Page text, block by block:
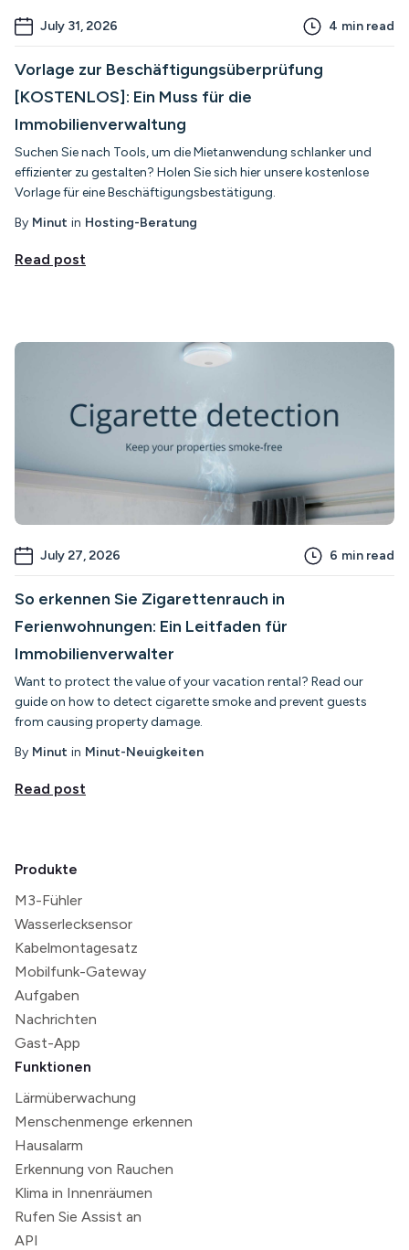
July 31, 2026 4 min read
Vorlage zur Beschäftigungsüberprüfung
[KOSTENLOS]: Ein Muss für die
Immobilienverwaltung
Suchen Sie nach Tools, um die Mietanwendung schlanker und
effizienter zu gestalten? Holen Sie sich hier unsere kostenlose
Vorlage für eine Beschäftigungsbestätigung.
By Minut in Hosting-Beratung
Read post
July 27, 2026 6 min read
So erkennen Sie Zigarettenrauch in
Ferienwohnungen: Ein Leitfaden für
Immobilienverwalter
Want to protect the value of your vacation rental? Read our
guide on how to detect cigarette smoke and prevent guests
from causing property damage.
By Minut in Minut-Neuigkeiten
Read post
Produkte
M3-Fühler
Wasserlecksensor
Kabelmontagesatz
Mobilfunk-Gateway
Aufgaben
Nachrichten
Gast-App
Funktionen
Lärmüberwachung
Menschenmenge erkennen
Hausalarm
Erkennung von Rauchen
Klima in Innenräumen
Rufen Sie Assist an
API